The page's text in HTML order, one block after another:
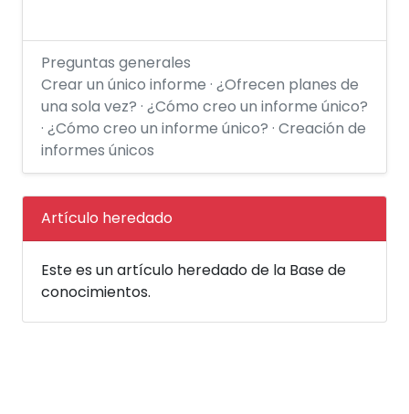
Preguntas generales
Crear un único informe · ¿Ofrecen planes de
una sola vez? · ¿Cómo creo un informe único?
· ¿Cómo creo un informe único? · Creación de
informes únicos
Artículo heredado
Este es un artículo heredado de la Base de
conocimientos.